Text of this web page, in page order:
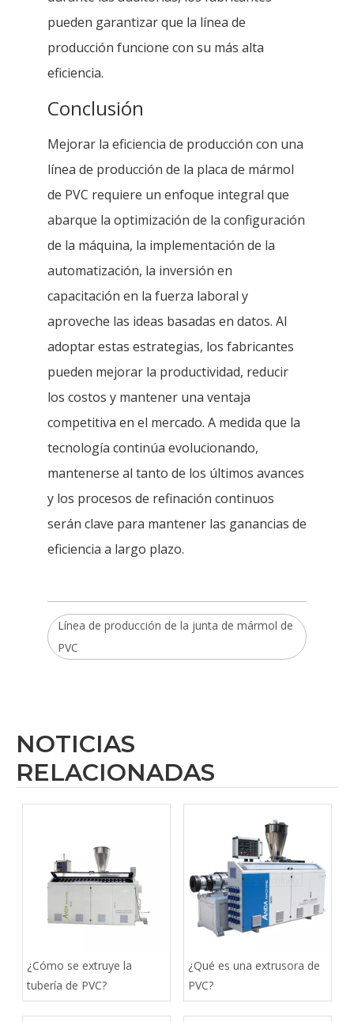
pueden garantizar que la línea de
producción funcione con su más alta
eficiencia.
Conclusión
Mejorar la eficiencia de producción con una
línea de producción de la placa de mármol
de PVC requiere un enfoque integral que
abarque la optimización de la configuración
de la máquina, la implementación de la
automatización, la inversión en
capacitación en la fuerza laboral y
aproveche las ideas basadas en datos. Al
adoptar estas estrategias, los fabricantes
pueden mejorar la productividad, reducir
los costos y mantener una ventaja
competitiva en el mercado. A medida que la
tecnología continúa evolucionando,
mantenerse al tanto de los últimos avances
y los procesos de refinación continuos
serán clave para mantener las ganancias de
eficiencia a largo plazo.
Línea de producción de la junta de mármol de
PVC
NOTICIAS
RELACIONADAS
¿Cómo se extruye la
tubería de PVC?
¿Qué es una extrusora de
PVC?